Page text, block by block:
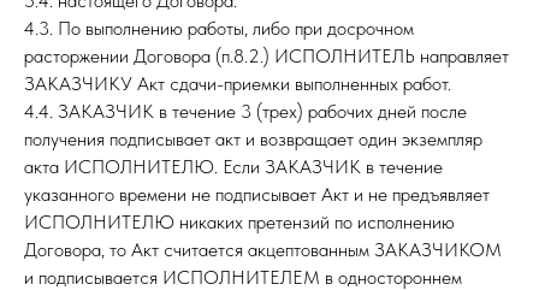
4.3. По выполнению работы, либо при досрочном
расторжении Договора (п.8.2.) ИСПОЛНИТЕЛЬ направляет
ЗАКАЗЧИКУ Акт сдачи-приемки выполненных работ.
4.4. ЗАКАЗЧИК в течение 3 (трех) рабочих дней после
получения подписывает акт и возвращает один экземпляр
акта ИСПОЛНИТЕЛЮ. Если ЗАКАЗЧИК в течение
указанного времени не подписывает Акт и не предъявляет
ИСПОЛНИТЕЛЮ никаких претензий по исполнению
Договора, то Акт считается акцептованным ЗАКАЗЧИКОМ
и подписывается ИСПОЛНИТЕЛЕМ в одностороннем